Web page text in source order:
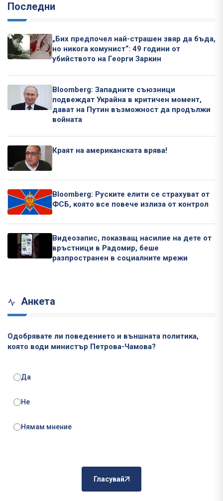
Последни
„Бих предпочел най-страшен звяр да бъда,
но никога комунист“: 49 години от
убийството на Георги Заркин
Bloomberg: Западните съюзници
подвеждат Украйна в критичен момент,
дават на Путин възможност да продължи
войната
Краят на американската врява!
Bloomberg: Руските елити се страхуват от
ФСБ, която все повече излиза от контрол
Видеозапис, показващ насилие на дете от
връстници в Радомир, беше
разпространен в социалните мрежи
Анкета
Одобрявате ли поведението и външната политика,
която води министър Петрова-Чамова?
Да
Не
Нямам мнение
Гласувай